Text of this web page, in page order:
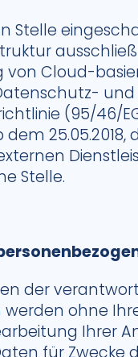
Stelle
Cloud-
(95/46/
25.05.2018,
Stelle.
der
ohne
Ihrer
für